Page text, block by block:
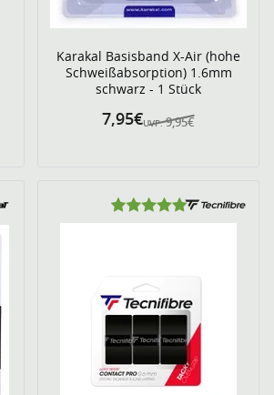
Karakal Basisband X-Air (hohe
Schweißabsorption) 1.6mm
schwarz - 1 Stück
UVP: 9,95€
7,95€